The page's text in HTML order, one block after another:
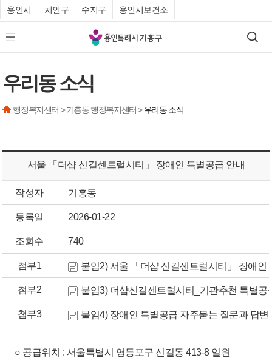
용인시 처인구 수지구 용인시보건소
모바일 메뉴 버튼
기
흥
청
검색
우리동 소식
행정복지센터 > 기흥동 행정복지센터 >우리동 소식
서울 「더샵 신길센트럴시티」 장애인 특별공급 안내
작성자 기흥동
등록일 2026-01-22
조회수 740
첨부1 붙임2) 서울 「더샵 신길센트럴시티」 장애인
첨부2 붙임3) 더샵신길센트럴시티_기관추천 특별공
첨부3 붙임4) 장애인 특별공급 자주묻는 질문과 답변
○ 공급위치 : 서울특별시 영등포구 신길동 413-8 일원